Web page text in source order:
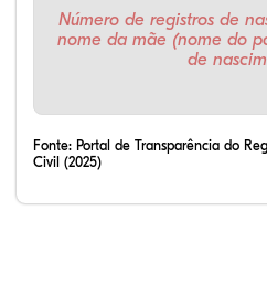
Número de registros de
nome da mãe (nome do
de
Fonte: Portal de Transparência do
Civil (2025)